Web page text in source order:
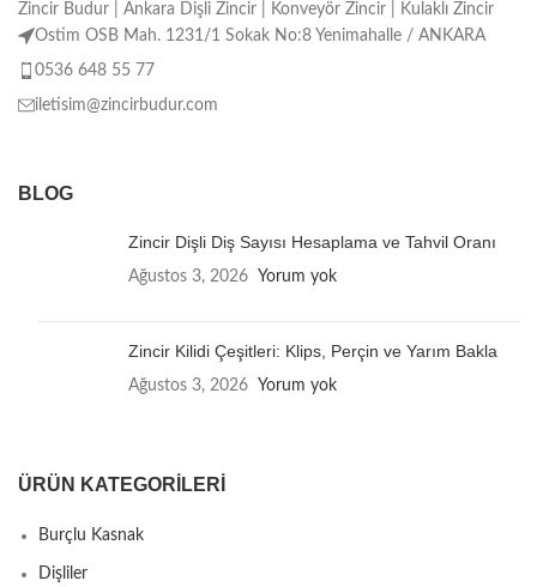
Zincir Budur | Ankara Dişli Zincir | Konveyör Zincir | Kulaklı Zincir
Ostim OSB Mah. 1231/1 Sokak No:8 Yenimahalle / ANKARA
0536 648 55 77
iletisim@zincirbudur.com
BLOG
Zincir Dişli Diş Sayısı Hesaplama ve Tahvil Oranı
Ağustos 3, 2026 Yorum yok
Zincir Kilidi Çeşitleri: Klips, Perçin ve Yarım Bakla
Ağustos 3, 2026 Yorum yok
ÜRÜN KATEGORILERI
Burçlu Kasnak
Dişliler